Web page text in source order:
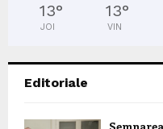
13°
JOI
13°
VIN
Editoriale